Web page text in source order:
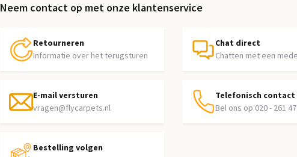
Neem contact op met onze klantenservice
Retourneren
Informatie over het terugsturen
Chat direct
Chatten met een
E-mail versturen
vragen@flycarpets.nl
Telefonisch contact
Bel ons op 020 - 261
Bestelling volgen